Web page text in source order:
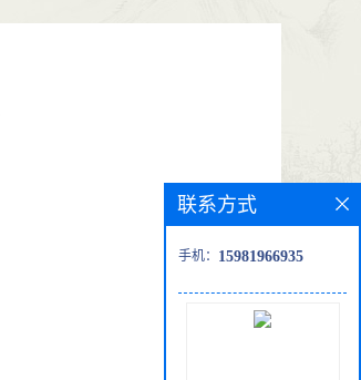
联系方式
手机： 15981966935